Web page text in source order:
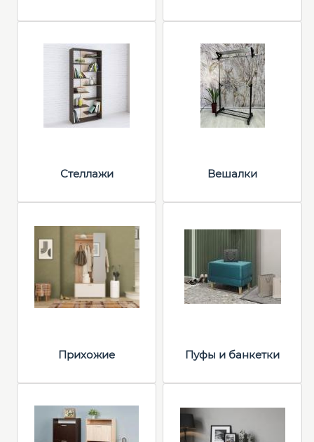
Стеллажи Вешалки
Прихожие Пуфы и банкетки